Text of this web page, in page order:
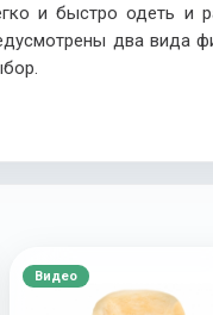
и быстро одеть и
два вида
Видео